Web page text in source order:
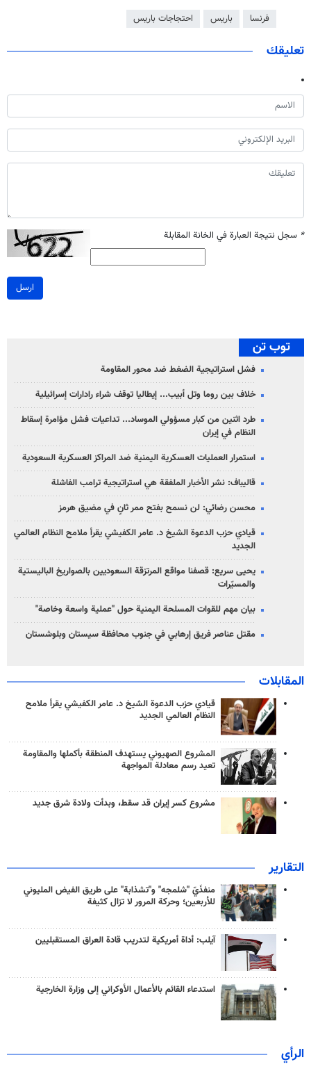
فرنسا باريس احتجاجات باريس
تعليقك
* سجل نتيجة العبارة في الخانة المقابلة
ارسل
توب تن
فشل استراتيجية الضغط ضد محور المقاومة
خلاف بين روما وتل أبيب... إيطاليا توقف شراء رادارات إسرائيلية
طرد اثنين من كبار مسؤولي الموساد... تداعيات فشل مؤامرة إسقاط
النظام في إيران
استمرار العمليات العسكرية اليمنية ضد المراكز العسكرية السعودية
قاليباف: نشر الأخبار الملفقة هي استراتيجية ترامب الفاشلة
محسن رضائي: لن نسمح بفتح ممر ثانٍ في مضيق هرمز
قيادي حزب الدعوة الشيخ د. عامر الكفيشي يقرأ ملامح النظام العالمي
الجديد
يحيى سريع: قصفنا مواقع المرتزقة السعوديين بالصواريخ الباليستية
والمسيّرات
بيان مهم للقوات المسلحة اليمنية حول "عملية واسعة وخاصة"
مقتل عناصر فريق إرهابي في جنوب محافظة سيستان وبلوشستان
المقابلات
قيادي حزب الدعوة الشيخ د. عامر الكفيشي يقرأ ملامح
النظام العالمي الجديد
المشروع الصهيوني يستهدف المنطقة بأكملها والمقاومة
تعيد رسم معادلة المواجهة
مشروع كسر إيران قد سقط، وبدأت ولادة شرق جديد
التقارير
منفذَيّ "شلمجه" و"تشذابة" على طريق الفيض المليوني
للأربعين؛ وحركة المرور لا تزال كثيفة
آيلب: أداة أمريكية لتدريب قادة العراق المستقبليين
استدعاء القائم بالأعمال الأوكراني إلى وزارة الخارجية
الرأي